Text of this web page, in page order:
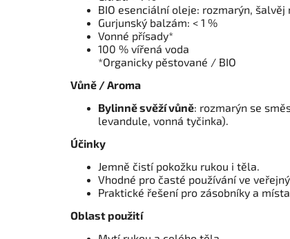
BIO esenciální oleje: rozmarýn,
Gurjunský balzám: < 1 %
Vonné přísady*
100 % vířená voda
*Organicky pěstované / BIO
Vůně / Aroma
Bylinně svěží vůně: rozmarýn se
levandule, vonná tyčinka).
Účinky
Jemně čistí pokožku rukou i těla.
Vhodné pro časté používání ve
Praktické řešení pro zásobníky a
Oblast použití